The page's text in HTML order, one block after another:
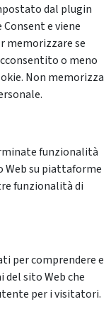
dal plugin
Consent e viene
memorizzare se
o meno
Non memorizza
funzionalità
Web su piattaforme
funzionalità di
per comprendere e
sito Web che
per i visitatori.